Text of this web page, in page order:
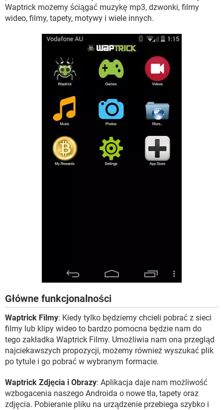
WINDOWS 10
Waptrick możemy ściągać muzykę mp3, dzwonki, filmy
wideo, filmy, tapety, motywy i wiele innych.
Główne funkcjonalności
Waptrick Filmy: Kiedy tylko będziemy chcieli pobrać z sieci
filmy lub klipy wideo to bardzo pomocna będzie nam do
tego zakładka Waptrick Filmy. Umożliwia nam ona przegląd
najciekawszych propozycji, możemy również wyszukać plik
po tytule i go pobrać w wybranym formacie.
Waptrick Zdjęcia i Obrazy: Aplikacja daje nam możliwość
wzbogacenia naszego Androida o nowe tła, tapety oraz
zdjęcia. Pobieranie pliku na urządzenie przebiega szybko i